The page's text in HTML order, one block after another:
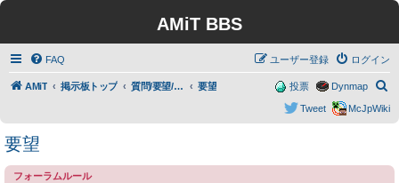
AMiT BBS
FAQ ログイン
ユーザー登録
AMiT 掲示板トップ 質問/要望/報告 要望
索
Dynmap
投票
McJpWiki
Tweet
要望
フォーラムルール